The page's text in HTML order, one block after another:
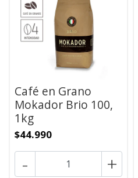
Café en Grano
Mokador Brio 100,
1kg
$44.990
- +